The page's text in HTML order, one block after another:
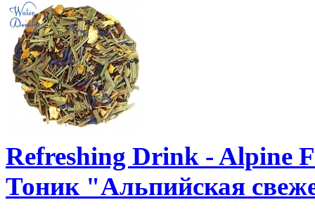
Refreshing Drink - Alpine
Тоник "Альпийская